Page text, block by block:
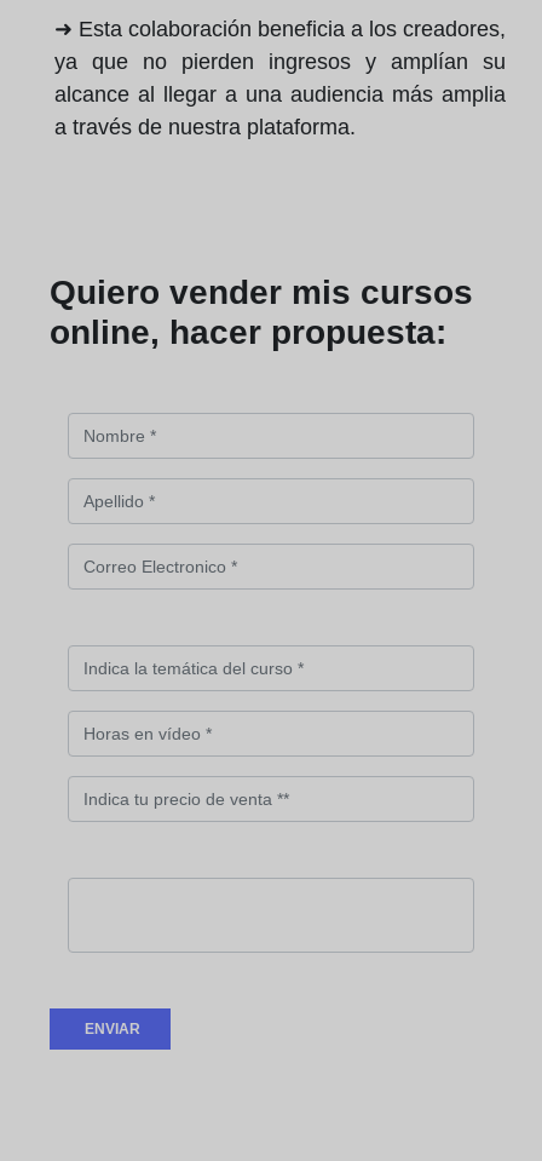
➜ Esta colaboración beneficia a los creadores,
ya que no pierden ingresos y amplían su
alcance al llegar a una audiencia más amplia
a través de nuestra plataforma.
Quiero vender mis cursos
online, hacer propuesta:
ENVIAR